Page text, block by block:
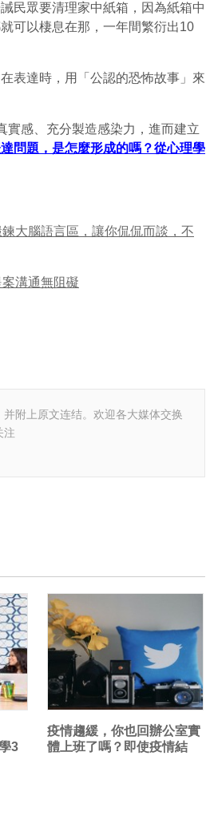
眾要清理家中紙箱，因為紙箱中
可以棲息在那，一年間繁衍出10
達時，用「公認的恐怖故事」來
感、充分製造感染力，進而建立
問題，是怎麼形成的嗎？從心理學
大腦語言區，讓你侃侃而談，不
溝通無阻礙
附上原文连结。欢迎各大媒体交换
注
3
疫情趨緩，你也回辦公室實
體上班了嗎？即使疫情結